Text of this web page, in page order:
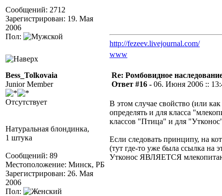
Сообщений: 2712
Зарегистрирован: 19. Мая
2006
Пол:
http://fezeev.livejournal.com/
www
Bess_Tolkovaia
Junior Member
Отсутствует
Натуральная блондинка,
1 штука
Сообщений: 89
Местоположение: Минск, РБ
Зарегистрирован: 26. Мая
2006
Пол:
Re: Ромбовидное
Ответ #16 - 06. Июня 2006 ::
В этом случае свойство (или
определять и для класса
классов "Птица" и для
Если следовать принципу, на
(тут где-то уже была ссылка на
Утконос ЯВЛЯЕТСЯ